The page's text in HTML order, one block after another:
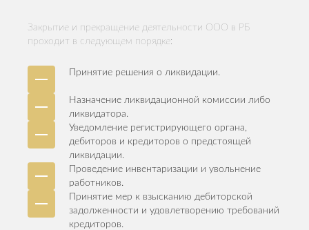
Закрытие и прекращение деятельности ООО в РБ
проходит в следующем порядке:
Принятие решения о ликвидации.
Назначение ликвидационной комиссии либо
ликвидатора.
Уведомление регистрирующего органа,
дебиторов и кредиторов о предстоящей
ликвидации.
Проведение инвентаризации и увольнение
работников.
Принятие мер к взысканию дебиторской
задолженности и удовлетворению требований
кредиторов.